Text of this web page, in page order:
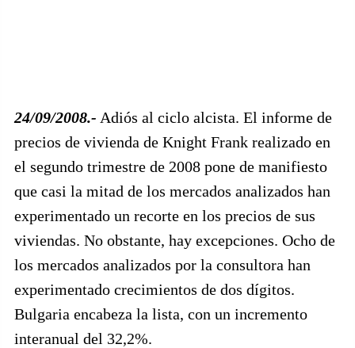
24/09/2008.- Adiós al ciclo alcista. El informe de
precios de vivienda de Knight Frank realizado en
el segundo trimestre de 2008 pone de manifiesto
que casi la mitad de los mercados analizados han
experimentado un recorte en los precios de sus
viviendas. No obstante, hay excepciones. Ocho de
los mercados analizados por la consultora han
experimentado crecimientos de dos dígitos.
Bulgaria encabeza la lista, con un incremento
interanual del 32,2%.